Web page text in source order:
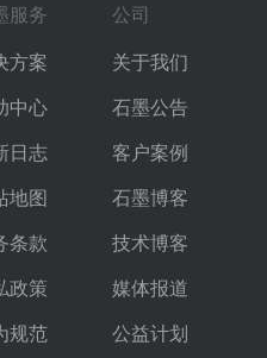
服务
方案
中心
日志
地图
条款
政策
规范
公司
关于我们
石墨公告
客户案例
石墨博客
技术博客
媒体报道
公益计划